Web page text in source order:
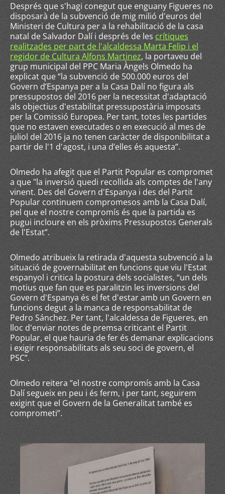
Després que s'hagi conegut que enguany Figueres no
disposarà de la subvenció de mig milió d'euros del
Ministeri de Cultura per a la rehabilitació de la casa
natal de Salvador Dalí i després de les crítiques
realitzades per part de l'alcaldessa Marta Felip i el
regidor de Cultura Alfons Martinez, la portaveu del
grup municipal del PPC Maria Àngels Olmedo ha
explicat que “la subvenció de 500.000 euros del
Govern d’Espanya per a la Casa Dalí no figura als
pressupostos del 2016 per la necessitat d'adaptació
als objectius d'estabilitat pressupostària imposats
per la Comissió Europea. Per tant, totes les partides
que no estaven executades o en execució al mes de
juliol del 2016 ja no tenen caràcter de disponibilitat a
partir de l'1 d'agost, i una d’elles és aquesta”.
Olmedo ha afegit que el Partit Popular es compromet
a que "la inversió quedi recollida als comptes de l'any
vinent. Des del Govern d'Espanya i des del Partit
Popular continuem compromesos amb la Casa Dalí,
pel que el nostre compromís és que la partida es
pugui incloure en els pròxims Pressupostos Generals
de l'Estat”.
Olmedo atribueix la retirada d'aquesta subvenció a la
situació de governabilitat en funcions que viu l'Estat
espanyol i critica la postura dels socialistes, “un dels
motius que fan que es paralitzin les inversions del
Govern d'Espanya és el fet d'estar amb un Govern en
funcions degut a la manca de responsabilitat de
Pedro Sánchez. Per tant, l'alcaldessa de Figueres, en
lloc d'enviar notes de premsa criticant el Partit
Popular, el que hauria de fer és demanar explicacions
i exigir responsabilitats als seu soci de govern, el
PSC”.
Olmedo reitera “el nostre compromís amb la Casa
Dalí segueix en peu i és ferm, i per tant, seguirem
exigint que el Govern de la Generalitat també es
comprometi”.